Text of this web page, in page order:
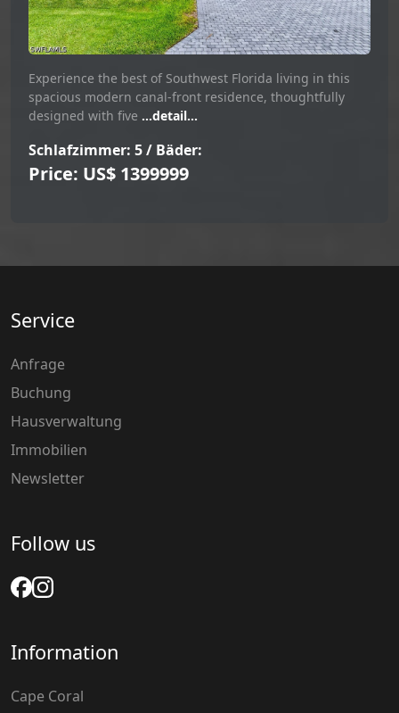
Experience the best of Southwest Florida living in this
spacious modern canal-front residence, thoughtfully
designed with five ...detail...
Schlafzimmer: 5 / Bäder:
Price: US$ 1399999
Service
Anfrage
Buchung
Hausverwaltung
Immobilien
Newsletter
Follow us
Information
Cape Coral